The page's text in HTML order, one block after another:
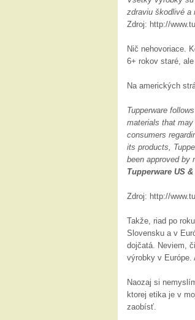
zdraviu škodlivé a
Zdroj: http://
Nič nehovoriace.
6+ rokov staré, ale
Na amerických
Tupperware
materials that
consumers
its products,
been approved by
Tupperware US
Zdroj: http://
Takže, riad po roku
Slovensku a v
dojčatá. Neviem,
výrobky v Európe.
Naozaj si
ktorej etika je v
zaobísť.